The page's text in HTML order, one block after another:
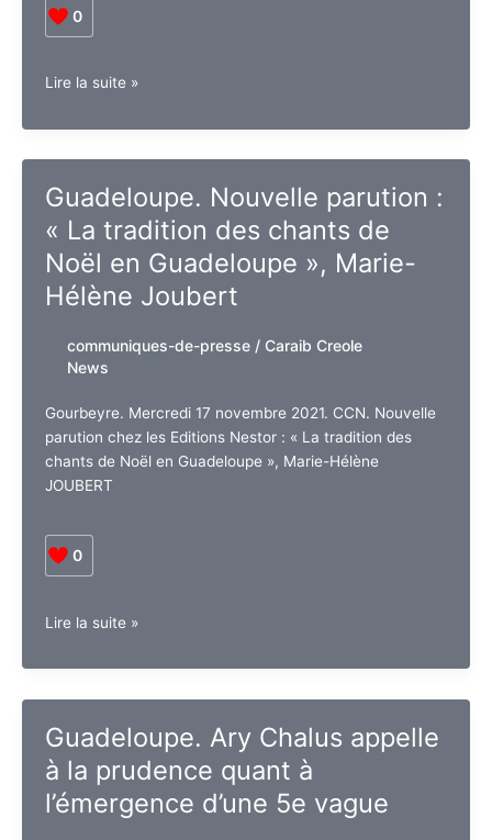
0
Cuba
Fidel
son
idéal
d’intégration
pour
l’Amérique
Lire la suite »
Guadeloupe. Nouvelle parution :
« La tradition des chants de
Noël en Guadeloupe », Marie-
Hélène Joubert
communiques-de-presse/ Caraib Creole
News
Gourbeyre. Mercredi 17 novembre 2021. CCN. Nouvelle
parution chez les Editions Nestor : « La tradition des
chants de Noël en Guadeloupe », Marie-Hélène
JOUBERT
0
Guadeloupe.
parution
tradition
des
chants
de
Lire la suite »
Guadeloupe. Ary Chalus appelle
à la prudence quant à
l’émergence d’une 5e vague